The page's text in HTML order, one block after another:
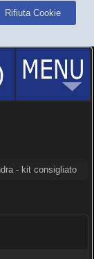
Rifiuta Cookie
- kit consigliato